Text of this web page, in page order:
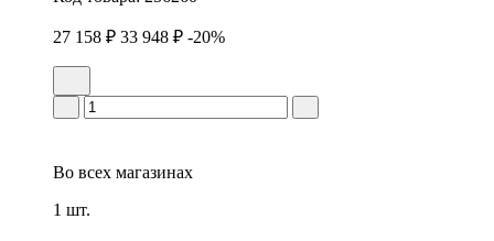
27 158 ₽ 33 948 ₽ -20%
Во всех магазинах
1 шт.